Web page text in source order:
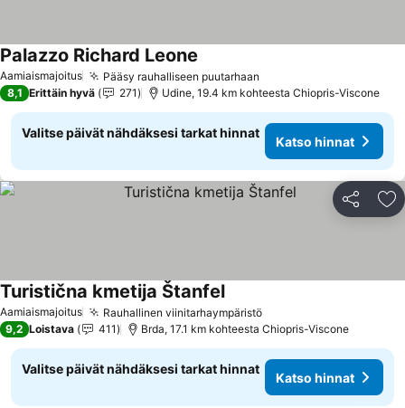
Aamiaismajoitus Pääsy rauhalliseen puutarhaan
Palazzo Richard Leone
8,1 Erittäin hyvä 271 Udine, 19.4 km kohteesta Chiopris-Viscone
Valitse päivät nähdäksesi tarkat hinnat
Katso hinnat
Jaa
Aamiaismajoitus Rauhallinen viinitarhaympäristö
Turistična kmetija Štanfel
9,2 Loistava 411 Brda, 17.1 km kohteesta Chiopris-Viscone
Valitse päivät nähdäksesi tarkat hinnat
Katso hinnat